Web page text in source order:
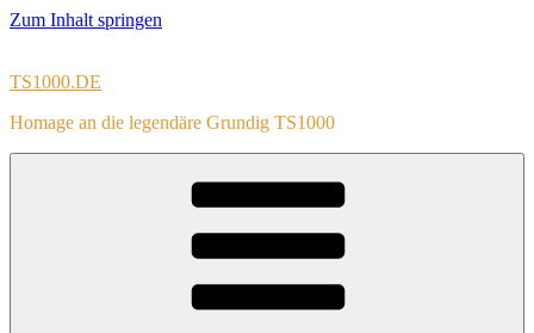
Zum Inhalt springen
TS1000.DE
Homage an die legendäre Grundig TS1000